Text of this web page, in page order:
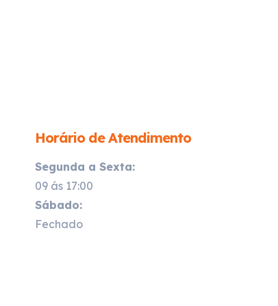
Horário de Atendimento
Segunda a Sexta:
09 ás 17:00
Sábado:
Fechado